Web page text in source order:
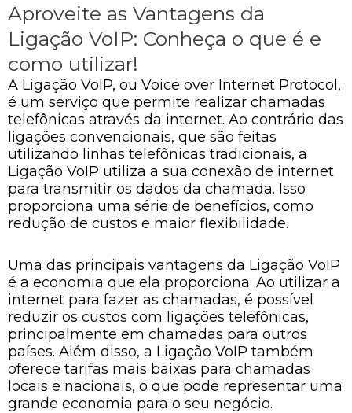
Aproveite as Vantagens da
Ligação VoIP: Conheça o que é e
como utilizar!
A Ligação VoIP, ou Voice over Internet Protocol,
é um serviço que permite realizar chamadas
telefônicas através da internet. Ao contrário das
ligações convencionais, que são feitas
utilizando linhas telefônicas tradicionais, a
Ligação VoIP utiliza a sua conexão de internet
para transmitir os dados da chamada. Isso
proporciona uma série de benefícios, como
redução de custos e maior flexibilidade.
Uma das principais vantagens da Ligação VoIP
é a economia que ela proporciona. Ao utilizar a
internet para fazer as chamadas, é possível
reduzir os custos com ligações telefônicas,
principalmente em chamadas para outros
países. Além disso, a Ligação VoIP também
oferece tarifas mais baixas para chamadas
locais e nacionais, o que pode representar uma
grande economia para o seu negócio.